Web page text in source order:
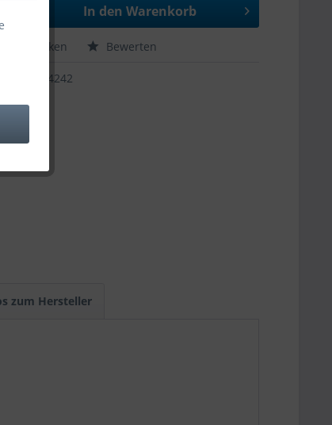
In den Warenkorb
Merken Bewerten
44242
zum Hersteller